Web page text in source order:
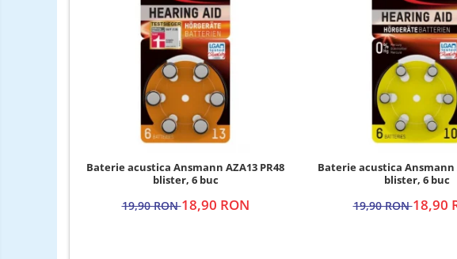
Baterie acustica Ansmann AZA13 PR48
blister, 6 buc
19,90 RON18,90 RON
Baterie acustica Ansmann
blister, 6 buc
19,90 RON18,90